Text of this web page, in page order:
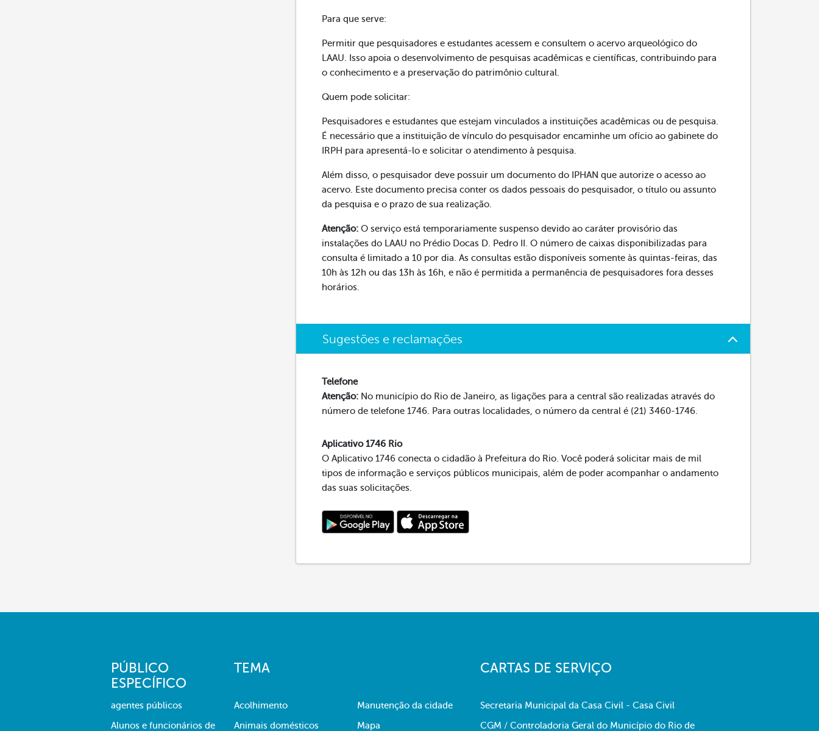
Para que serve:
Permitir que pesquisadores e estudantes acessem e consultem o acervo arqueológico do
LAAU. Isso apoia o desenvolvimento de pesquisas acadêmicas e científicas, contribuindo para
o conhecimento e a preservação do patrimônio cultural.
Quem pode solicitar:
Pesquisadores e estudantes que estejam vinculados a instituições acadêmicas ou de pesquisa.
É necessário que a instituição de vínculo do pesquisador encaminhe um ofício ao gabinete do
IRPH para apresentá-lo e solicitar o atendimento à pesquisa.
Além disso, o pesquisador deve possuir um documento do IPHAN que autorize o acesso ao
acervo. Este documento precisa conter os dados pessoais do pesquisador, o título ou assunto
da pesquisa e o prazo de sua realização.
Atenção: O serviço está temporariamente suspenso devido ao caráter provisório das
instalações do LAAU no Prédio Docas D. Pedro II. O número de caixas disponibilizadas para
consulta é limitado a 10 por dia. As consultas estão disponíveis somente às quintas-feiras, das
10h às 12h ou das 13h às 16h, e não é permitida a permanência de pesquisadores fora desses
horários.
Sugestões e reclamações
Telefone
Atenção: No município do Rio de Janeiro, as ligações para a central são realizadas através do
número de telefone 1746. Para outras localidades, o número da central é (21) 3460-1746.
Aplicativo 1746 Rio
O Aplicativo 1746 conecta o cidadão à Prefeitura do Rio. Você poderá solicitar mais de mil
tipos de informação e serviços públicos municipais, além de poder acompanhar o andamento
das suas solicitações.
PÚBLICO
ESPECÍFICO
agentes públicos
Alunos e funcionários de
TEMA
Acolhimento
Animais domésticos
Manutenção da cidade
Mapa
CARTAS DE SERVIÇO
Secretaria Municipal da Casa Civil - Casa Civil
CGM / Controladoria Geral do Município do Rio de